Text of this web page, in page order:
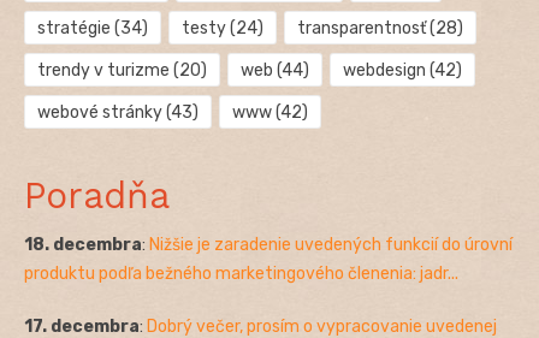
stratégie (34) testy(24) transparentnosť(28)
trendy v turizme (20) web (44) webdesign (42)
webové stránky(43) www(42)
Poradňa
18. decembra: Nižšie je zaradenie uvedených funkcií do úrovní
produktu podľa bežného marketingového členenia: jadr...
17. decembra: Dobrý večer, prosím o vypracovanie uvedenej